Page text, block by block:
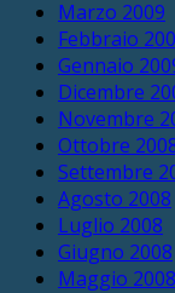
Marzo 2009
Febbraio
Gennaio
Dicembre
Novembre
Ottobre
Settembre
Agosto 2008
Luglio 2008
Giugno 2008
Maggio 2008